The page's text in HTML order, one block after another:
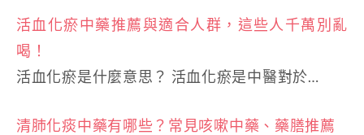
活血化瘀中藥推薦與適合人群，這些人千萬別亂
喝！
活血化瘀是什麼意思？ 活血化瘀是中醫對於…
清肺化痰中藥有哪些？常見咳嗽中藥、藥膳推薦